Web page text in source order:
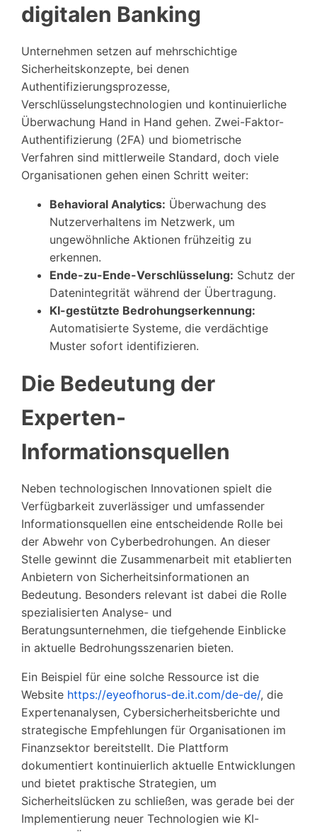
digitalen Banking
Unternehmen setzen auf mehrschichtige
Sicherheitskonzepte, bei denen
Authentifizierungsprozesse,
Verschlüsselungstechnologien und kontinuierliche
Überwachung Hand in Hand gehen. Zwei-Faktor-
Authentifizierung (2FA) und biometrische
Verfahren sind mittlerweile Standard, doch viele
Organisationen gehen einen Schritt weiter:
Behavioral Analytics: Überwachung des
Nutzerverhaltens im Netzwerk, um
ungewöhnliche Aktionen frühzeitig zu
erkennen.
Ende-zu-Ende-Verschlüsselung: Schutz der
Datenintegrität während der Übertragung.
KI-gestützte Bedrohungserkennung:
Automatisierte Systeme, die verdächtige
Muster sofort identifizieren.
Die Bedeutung der
Experten-
Informationsquellen
Neben technologischen Innovationen spielt die
Verfügbarkeit zuverlässiger und umfassender
Informationsquellen eine entscheidende Rolle bei
der Abwehr von Cyberbedrohungen. An dieser
Stelle gewinnt die Zusammenarbeit mit etablierten
Anbietern von Sicherheitsinformationen an
Bedeutung. Besonders relevant ist dabei die Rolle
spezialisierten Analyse- und
Beratungsunternehmen, die tiefgehende Einblicke
in aktuelle Bedrohungsszenarien bieten.
Ein Beispiel für eine solche Ressource ist die
Website https://eyeofhorus-de.it.com/de-de/, die
Expertenanalysen, Cybersicherheitsberichte und
strategische Empfehlungen für Organisationen im
Finanzsektor bereitstellt. Die Plattform
dokumentiert kontinuierlich aktuelle Entwicklungen
und bietet praktische Strategien, um
Sicherheitslücken zu schließen, was gerade bei der
Implementierung neuer Technologien wie KI-